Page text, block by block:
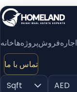
خانهپروژه‌هافروشاجاره
تماس با ما
Sqft
AED